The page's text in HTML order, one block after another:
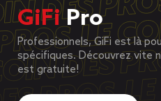
GiFiPro
Professionnels, GiFi est là
spécifiques. Découvrez vite
est gratuite!